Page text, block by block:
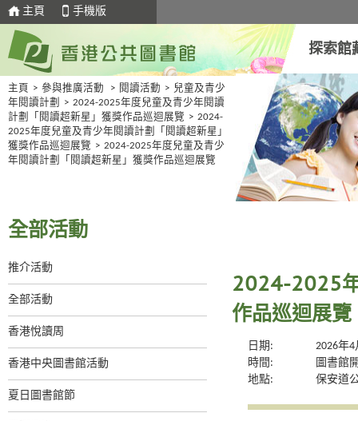
主頁 手機版
探索館
主頁 > 參與推廣活動 > 閱讀活動 > 兒童及青少
年閱讀計劃
> 2024-2025年度兒童及青少年閱讀
計劃「閱讀超新星」獲獎作品巡迴展覽 > 2024-
2025年度兒童及青少年閱讀計劃「閱讀超新星」
獲獎作品巡迴展覽 > 2024-2025年度兒童及青少
年閱讀計劃「閱讀超新星」獲獎作品巡迴展覽
全部活動
推介活動
全部活動
香港悅讀周
香港中央圖書館活動
夏日圖書館節
2024-2025年
作品巡迴展覽
日期:
2026年
時間:
圖書館
地點:
保安道